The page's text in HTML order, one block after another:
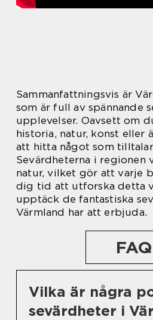
Sammanfattningsvis är
som är full av spännande
upplevelser. Oavsett om
historia, natur, konst eller
att hitta något som
Sevärdheterna i regionen
natur, vilket gör att varje
dig tid att utforska detta
upptäck de fantastiska
Värmland har att erbjuda.
FAQ
Vilka är några
sevärdheter i